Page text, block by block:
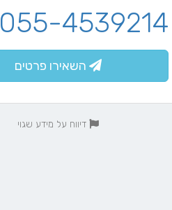
055-4539214
השאירו פרטים
דיווח על מידע שגוי